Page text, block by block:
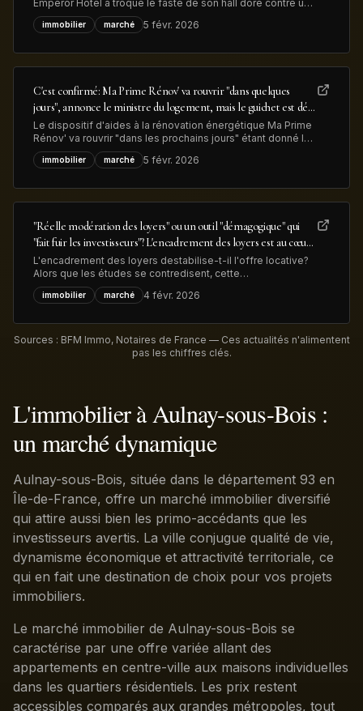
Emperor Hotel a troqué le faste de son hall doré contre une
confortable plus-value. Les lingots d’or qui ornaient
l'entrée ont été retirés et vendus pour 13 millions de dollars
transformation
immobilier marché 5 févr. 2026
C'est confirmé: Ma Prime Rénov' va rouvrir "dans quelques
jours", annonce le ministre du logement, mais le guichet est déjà
congestionné
Le dispositif d'aides à la rénovation énergétique Ma Prime
Rénov' va rouvrir "dans les prochains jours" étant donné le
vote du budget de l'Etat, a annoncé le minsitre du
logement. Mais déjà 83.000 dossiers, déposés en 2025,
nouvelles demandes
immobilier marché 5 févr. 2026
"Réelle modération des loyers" ou un outil "démagogique" qui
"fait fuir les investisseurs"? L'encadrement des loyers est au cœur
des débats sur le logement en vue des élections municipales
L'encadrement des loyers destabilise-t-il l'offre locative?
Alors que les études se contredisent, cette
expérimentation est au coeur des débats sur le logement
en zones tendues à l'aube des élections municipales de
immobilier marché 4 févr. 2026
Sources : BFM Immo, Notaires de France — Ces actualités n'alimentent
pas les chiffres clés.
L'immobilier à Aulnay-sous-Bois :
un marché dynamique
Aulnay-sous-Bois, située dans le département 93 en
Île-de-France, offre un marché immobilier diversifié
qui attire aussi bien les primo-accédants que les
investisseurs avertis. La ville conjugue qualité de vie,
dynamisme économique et attractivité territoriale, ce
qui en fait une destination de choix pour vos projets
immobiliers.
Le marché immobilier de Aulnay-sous-Bois se
caractérise par une offre variée allant des
appartements en centre-ville aux maisons individuelles
dans les quartiers résidentiels. Les prix restent
accessibles comparés aux grandes métropoles, tout